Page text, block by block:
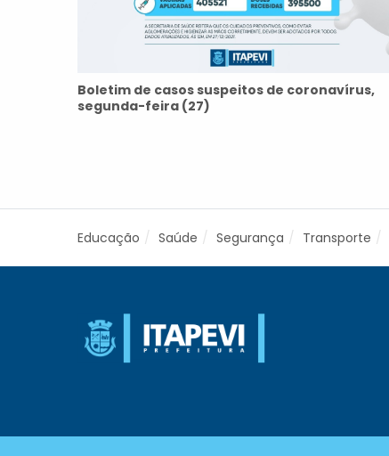
Boletim de casos suspeitos de coronavírus,
segunda-feira (27)
Educação Saúde Segurança Transporte